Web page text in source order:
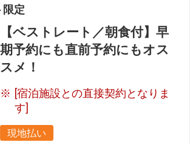
限定
【ベストレート／朝食付】早
期予約にも直前予約にもオス
スメ！
[宿泊施設との直接契約となりま
す]
現地払い